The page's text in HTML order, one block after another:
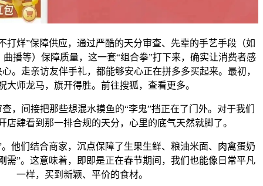
”保障供应，通过严酷的天分审查、先辈的手艺手段（如
播等）保障质量，这一套“组合拳”打下来，确实让消费者感
。走亲访友伴手礼，都能够安心正在拼多多买起来。最初，
大师龙马，旗开得胜。前往搜狐，查看更多。
间接把那些想混水摸鱼的“李鬼”挡正在了门外。对于我们
店肆看到那一排合规的天分，心里的底气天然就脚了。
们结合商家，沉点保障了生果生鲜、粮油米面、肉禽蛋奶
需”。这意味着，即即是正在春节期间，我们也能像日常平凡
一样，买到新颖、平价的食材。